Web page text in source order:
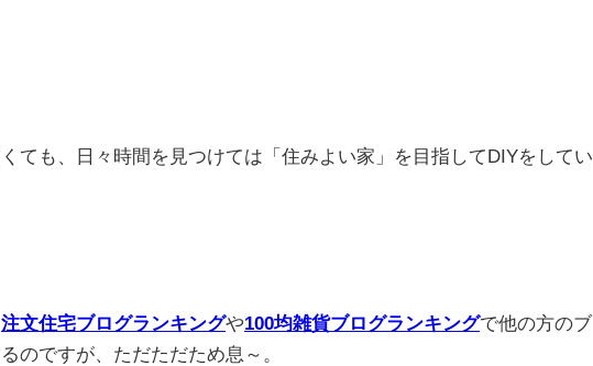
ても、日々時間を見つけては「住みよい家」を目指してDIYをしてい
注文住宅ブログランキングや100均雑貨ブログランキングで他の方のブ
のですが、ただただため息～。